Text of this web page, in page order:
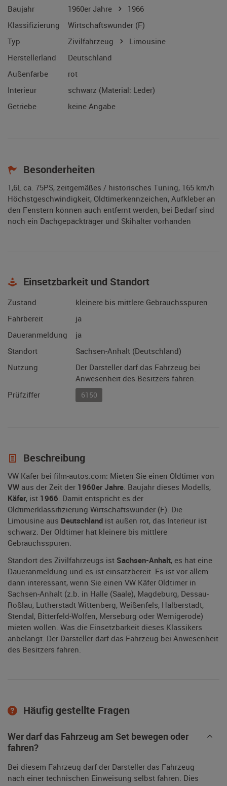
Baujahr
1960er Jahre
1966
Klassifizierung
Wirtschaftswunder (F)
Typ
Zivilfahrzeug
Limousine
Herstellerland
Deutschland
Außenfarbe
rot
Interieur
schwarz (Material: Leder)
Getriebe
keine Angabe
Besonderheiten
1,6L ca. 75PS, zeitgemäßes / historisches Tuning, 165 km/h
Höchstgeschwindigkeit, Oldtimerkennzeichen, Aufkleber an
den Fenstern können auch entfernt werden, bei Bedarf sind
noch ein Dachgepäckträger und Skihalter vorhanden
Einsetzbarkeit und Standort
Zustand
kleinere bis mittlere Gebrauchsspuren
Fahrbereit
ja
Daueranmeldung
ja
Standort
Sachsen-Anhalt (Deutschland)
Nutzung
Der Darsteller darf das Fahrzeug bei
Anwesenheit des Besitzers fahren.
Prüfziffer
6150
Beschreibung
VW Käfer bei film-autos.com: Mieten Sie einen Oldtimer von
VW aus der Zeit der 1960er Jahre. Baujahr dieses Modells,
Käfer, ist 1966. Damit entspricht es der
Oldtimerklassifizierung Wirtschaftswunder (F). Die
Limousine aus Deutschland ist außen rot, das Interieur ist
schwarz. Der Oldtimer hat kleinere bis mittlere
Gebrauchsspuren.
Standort des Zivilfahrzeugs ist Sachsen-Anhalt, es hat eine
Daueranmeldung und es ist einsatzbereit. Es ist vor allem
dann interessant, wenn Sie einen VW Käfer Oldtimer in
Sachsen-Anhalt (z.b. in Halle (Saale), Magdeburg, Dessau-
Roßlau, Lutherstadt Wittenberg, Weißenfels, Halberstadt,
Stendal, Bitterfeld-Wolfen, Merseburg oder Wernigerode)
mieten wollen. Was die Einsetzbarkeit dieses Klassikers
anbelangt: Der Darsteller darf das Fahrzeug bei Anwesenheit
des Besitzers fahren.
Häufig gestellte Fragen
Wer darf das Fahrzeug am Set bewegen oder
fahren?
Bei diesem Fahrzeug darf der Darsteller das Fahrzeug
nach einer technischen Einweisung selbst fahren. Dies